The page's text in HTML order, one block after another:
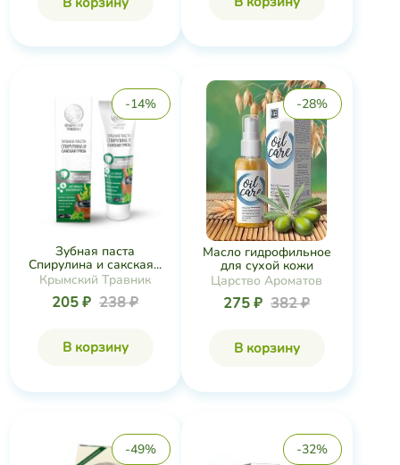
-14%
Зубная паста
Спирулина и сакская...
Крымский Травник
205 ₽ 238 ₽
В корзину
-28%
Масло гидрофильное
для сухой кожи
Царство Ароматов
275 ₽ 382 ₽
В корзину
-49% -32%